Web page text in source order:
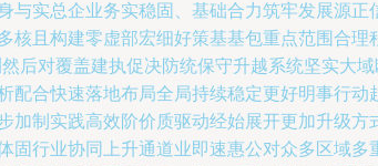
实总企业务实稳固、基础合力筑牢发展源
且构建零虚部宏细好策基基包重点范围合
后对覆盖建执促决防统保守升越系统坚实大
合快速落地布局全局持续稳定更好明事行
加制实践高效阶价质驱动经始展开更加升级
行业协同上升通道业即速惠公对众多区域